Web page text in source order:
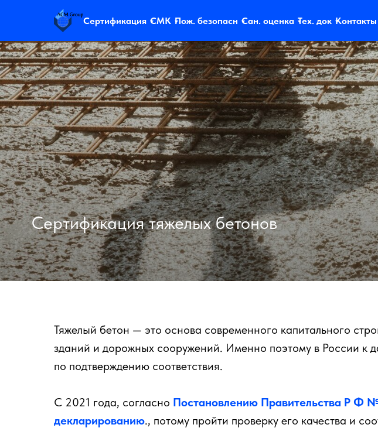
Сертификация СМК Пож. безопасн Сан. оценка Тех. док Контакты
Сертификация тяжелых бетонов
Тяжелый бетон — это основа современного капитального
зданий и дорожных сооружений. Именно поэтому в России к
по подтверждению соответствия.
С 2021 года, согласно Постановлению Правительства Р Ф
декларированию., потому пройти проверку его качества и